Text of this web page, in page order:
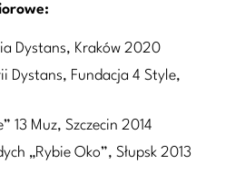
Dystans, Kraków 2020
Dystans, Fundacja 4 Style,
13 Muz, Szczecin 2014
„Rybie Oko”, Słupsk 2013